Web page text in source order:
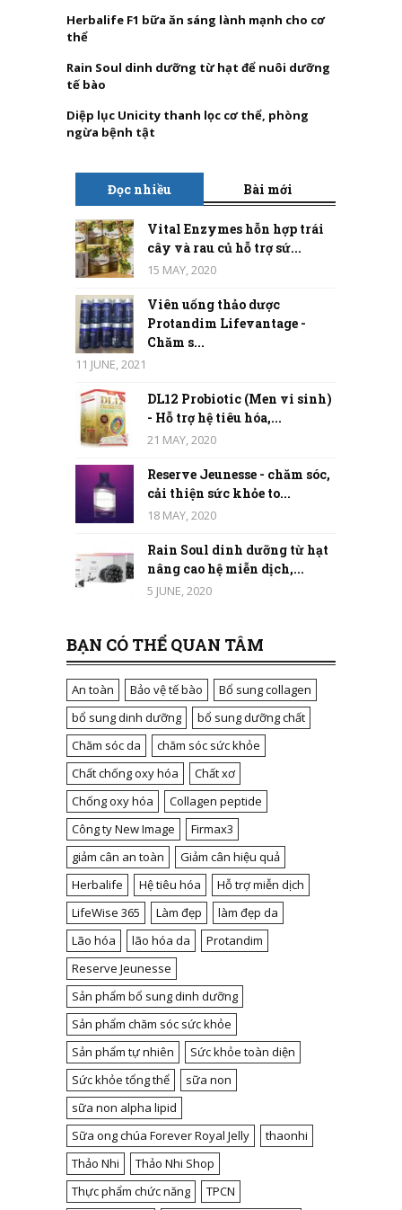
Herbalife F1 bữa ăn sáng lành mạnh cho cơ
thể
Rain Soul dinh dưỡng từ hạt để nuôi dưỡng
tế bào
Diệp lục Unicity thanh lọc cơ thể, phòng
ngừa bệnh tật
Đọc nhiều Bài mới
Vital Enzymes hỗn hợp trái
cây và rau củ hỗ trợ sứ...
15 MAY, 2020
Viên uống thảo dược
Protandim Lifevantage -
Chăm s...
11 JUNE, 2021
DL12 Probiotic (Men vi sinh)
- Hỗ trợ hệ tiêu hóa,...
21 MAY, 2020
Reserve Jeunesse - chăm sóc,
cải thiện sức khỏe to...
18 MAY, 2020
Rain Soul dinh dưỡng từ hạt
nâng cao hệ miễn dịch,...
5 JUNE, 2020
BẠN CÓ THỂ QUAN TÂM
An toàn Bảo vệ tế bào
Bổ sung collagen
bổ sung dinh dưỡng
bổ sung dưỡng chất
Chăm sóc da
chăm sóc sức khỏe
Chất chống oxy hóa
Chất xơ
Chống oxy hóa
Collagen peptide
Công ty New Image
Firmax3
giảm cân an toàn
Giảm cân hiệu quả
Herbalife
Hệ tiêu hóa
Hỗ trợ miễn dịch
LifeWise 365
Làm đẹp
làm đẹp da
Lão hóa
lão hóa da
Protandim
Reserve Jeunesse
Sản phẩm bổ sung dinh dưỡng
Sản phẩm chăm sóc sức khỏe
Sản phẩm tự nhiên
Sức khỏe toàn diện
Sức khỏe tổng thể
sữa non
sữa non alpha lipid
Sữa ong chúa Forever Royal Jelly
thaonhi
Thảo Nhi
Thảo Nhi Shop
Thực phẩm chức năng
TPCN